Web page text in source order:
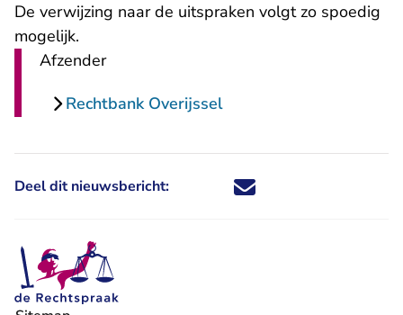
De verwijzing naar de uitspraken volgt zo spoedig
mogelijk.
Afzender
Rechtbank Overijssel
Deel dit nieuwsbericht: Deel dit nieuwsbericht via X -
Deel dit nieuwsbericht via
Deel dit nieuwsbericht
Deel dit